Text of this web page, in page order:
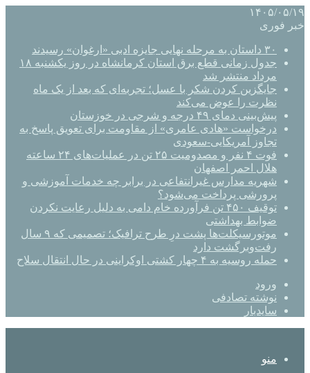
۱۴۰۵/۰۵/۱۹
خبر فوری
۳۰ داستان به مرحله نهایی جایزه ادبی «ارغوان» رسیدند
جدول زمانی قطع برق استان کرمانشاه در روز یکشنبه ۱۸
مرداد منتشر شد
جایگزین کردن شکر با عسل؛ تجربه‌ای که بعد از یک ماه
نظرت را عوض می‌کند
پیش‌بینی دمای ۴۹ درجه و شرجی در خوزستان
درخواست «هادی عامری» از مقاومت برای تعویق پاسخ به
تجاوز آمریکایی-سعودی
فوت ۴ نفر و مصدومیت ۲۵ تن در عملیات‌های ۲۴ ساعته
هلال احمر اصفهان
شهریه مدارس غیرانتفاعی در برابر چه خدمات آموزشی و
پرورشی پرداخت می‌شود؟
توقیف ۴۵۰ تن فرآورده خام دامی به دلیل رعایت نکردن
ضوابط بهداشتی
موتورسیکلت‌ها پشت درِ طرح ترافیک؛ تصمیمی که ۹ سال
رفت‌وبرگشت دارد
حمله روسیه به ۴ چهار کشتی اوکراینی در حال انتقال سلاح
ورود
نوشته تصادفی
سایدبار
منو